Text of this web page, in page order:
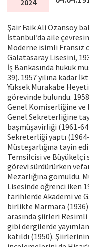
2024
Şair Faik Ali Ozansoy
İstanbul’da aile
Moderne isimli Fransız
Galatasaray Lisesini,
İş Bankasında hukuk
39). 1957 yılına kadar
Yüksek Murakabe
görevinde bulundu.
Genel Komiserliğine ve
Genel Sekreterliğine
başmüşavirliği (1961-
Sekreterliği yaptı
Müsteşarlığına tayin
Temsilcisi ve Büyükelçi
görevi sürdürürken
Mezarlığına gömüldü.
Lisesinde öğrenci iken
tarihlerde Akademi ve
birlikte Marmara (1936)
arasında şiirleri Resimli
gibi dergilerde
katıldı (1950).